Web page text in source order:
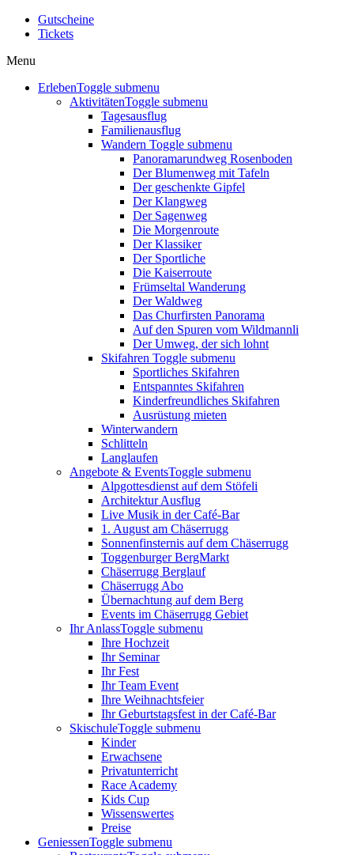
Gutscheine
Tickets
Menu
ErlebenToggle submenu
AktivitätenToggle submenu
Tagesausflug
Familienausflug
Wandern Toggle submenu
Panoramarundweg Rosenboden
Der Blumenweg mit Tafeln
Der geschenkte Gipfel
Der Klangweg
Der Sagenweg
Die Morgenroute
Der Klassiker
Der Sportliche
Die Kaiserroute
Frümseltal Wanderung
Der Waldweg
Das Churfirsten Panorama
Auf den Spuren vom Wildmannli
Der Umweg, der sich lohnt
Skifahren Toggle submenu
Sportliches Skifahren
Entspanntes Skifahren
Kinderfreundliches Skifahren
Ausrüstung mieten
Winterwandern
Schlitteln
Langlaufen
Angebote & EventsToggle submenu
Alpgottesdienst auf dem Stöfeli
Architektur Ausflug
Live Musik in der Café-Bar
1. August am Chäserrugg
Sonnenfinsternis auf dem Chäserrugg
Toggenburger BergMarkt
Chäserrugg Berglauf
Chäserrugg Abo
Übernachtung auf dem Berg
Events im Chäserrugg Gebiet
Ihr AnlassToggle submenu
Ihre Hochzeit
Ihr Seminar
Ihr Fest
Ihr Team Event
Ihre Weihnachtsfeier
Ihr Geburtstagsfest in der Café-Bar
SkischuleToggle submenu
Kinder
Erwachsene
Privatunterricht
Race Academy
Kids Cup
Wissenswertes
Preise
GeniessenToggle submenu